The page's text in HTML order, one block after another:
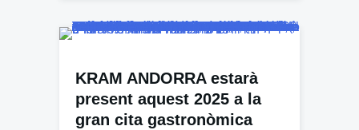
KRAM ANDORRA estarà
present aquest 2025 a la
gran cita gastronòmica